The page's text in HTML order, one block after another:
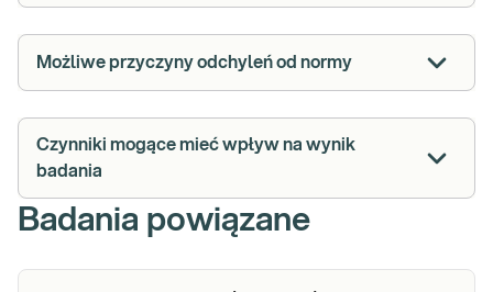
Możliwe przyczyny odchyleń od normy
Czynniki mogące mieć wpływ na wynik
badania
Badania powiązane